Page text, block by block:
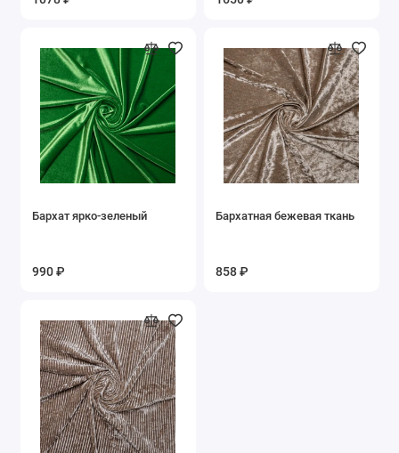
Бархат ярко-зеленый
990 ₽
Бархатная бежевая ткань
858 ₽